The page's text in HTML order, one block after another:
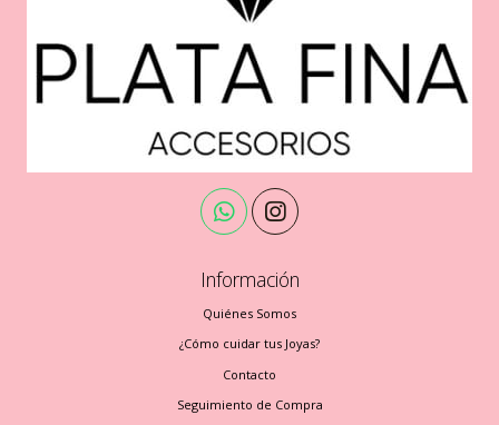
Información
Quiénes Somos
¿Cómo cuidar tus Joyas?
Contacto
Seguimiento de Compra